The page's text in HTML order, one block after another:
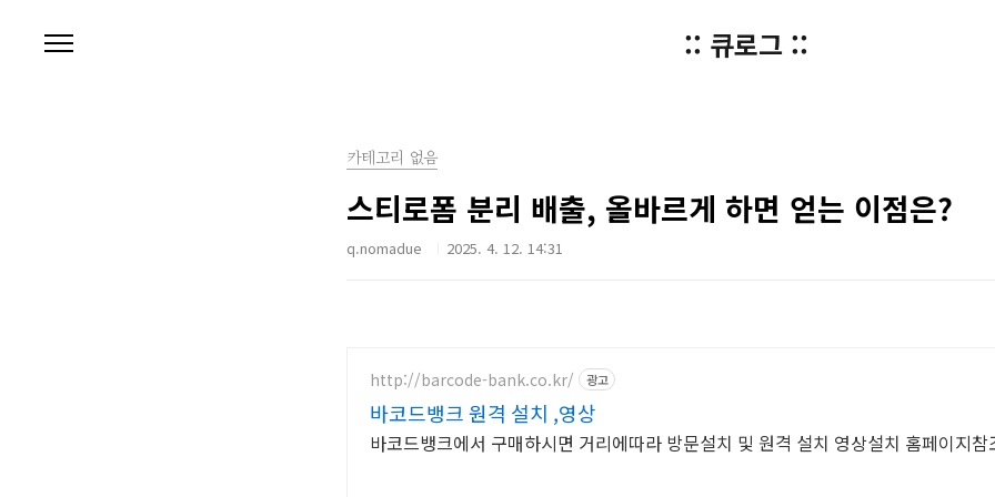
:: 큐로그 ::
카테고리 없음
스티로폼 분리 배출, 올바르게 하면 얻는 이점은?
q.nomadue 2025. 4. 12. 14:31
http://barcode-bank.co.kr/ 광고
바코드뱅크 원격 설치 ,영상
바코드뱅크에서 구매하시면 거리에따라 방문설치 및 원격 설치 영상설치 홈페이지참